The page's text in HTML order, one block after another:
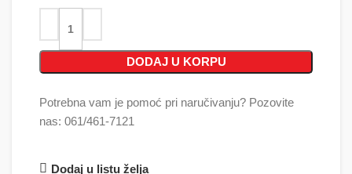
DODAJ U KORPU
Potrebna vam je pomoć pri naručivanju? Pozovite
nas: 061/461-7121
Dodaj u listu želja